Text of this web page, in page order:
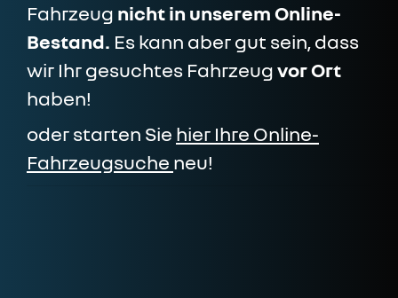
Fahrzeug nicht in unserem Online-
Bestand. Es kann aber gut sein, dass
wir Ihr gesuchtes Fahrzeugvor Ort
haben!
oder starten Sie hier Ihre Online-
Fahrzeugsuche neu!